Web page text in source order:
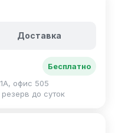
Доставка
Бесплатно
офис 505
до суток